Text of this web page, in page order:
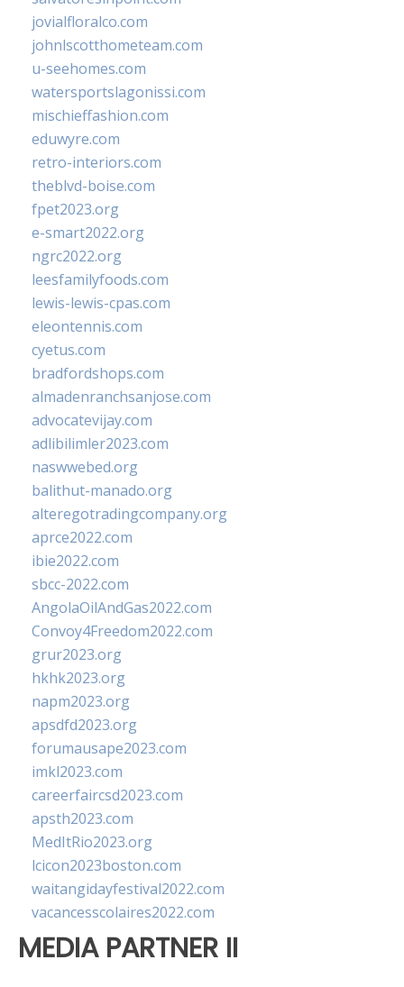
jovialfloralco.com
johnlscotthometeam.com
u-seehomes.com
watersportslagonissi.com
mischieffashion.com
eduwyre.com
retro-interiors.com
theblvd-boise.com
fpet2023.org
e-smart2022.org
ngrc2022.org
leesfamilyfoods.com
lewis-lewis-cpas.com
eleontennis.com
cyetus.com
bradfordshops.com
almadenranchsanjose.com
advocatevijay.com
adlibilimler2023.com
naswwebed.org
balithut-manado.org
alteregotradingcompany.org
aprce2022.com
ibie2022.com
sbcc-2022.com
AngolaOilAndGas2022.com
Convoy4Freedom2022.com
grur2023.org
hkhk2023.org
napm2023.org
apsdfd2023.org
forumausape2023.com
imkl2023.com
careerfaircsd2023.com
apsth2023.com
MedItRio2023.org
lcicon2023boston.com
waitangidayfestival2022.com
vacancesscolaires2022.com
MEDIA PARTNER II